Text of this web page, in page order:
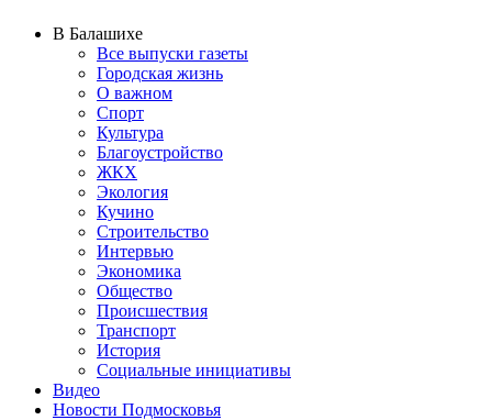
В Балашихе
Все выпуски газеты
Городская жизнь
О важном
Спорт
Культура
Благоустройство
ЖКХ
Экология
Кучино
Строительство
Интервью
Экономика
Общество
Происшествия
Транспорт
История
Социальные инициативы
Видео
Новости Подмосковья